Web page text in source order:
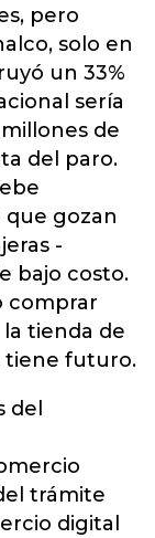
pero
solo en
un 33%
sería
de
del paro.
gozan
-
bajo costo.
comprar
tienda de
tiene futuro.
del
trámite
digital